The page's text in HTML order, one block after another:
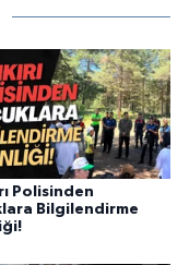
Polisinden
Bilgilendirme